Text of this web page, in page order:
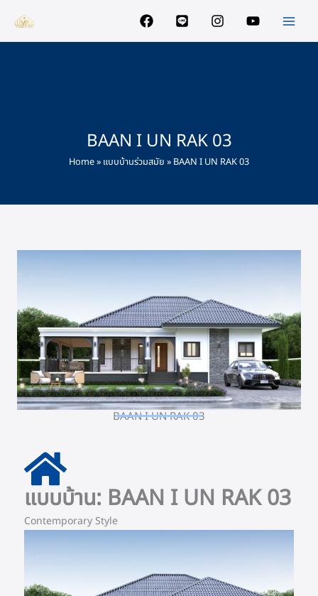
content
BAAN I UN RAK 03
Home» แบบบ้านร่วมสมัย » BAAN I UN RAK 03
BAAN I UN RAK 03
แบบบ้าน: BAAN I UN RAK 03
Contemporary Style